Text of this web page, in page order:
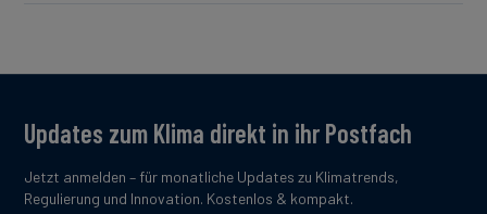
Updates zum Klima direkt in ihr Postfach
Jetzt anmelden – für monatliche Updates zu Klimatrends,
Regulierung und Innovation. Kostenlos & kompakt.